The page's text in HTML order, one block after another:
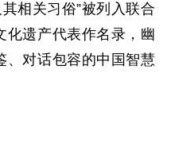
相关习俗”被列入联合
化遗产代表作名录，幽
、对话包容的中国智慧